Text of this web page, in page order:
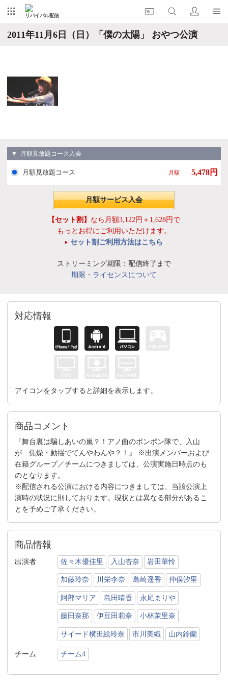
リバイバル配信
2011年11月6日（日）「僕の太陽」 おやつ公演
▼ 月額見放題コース入会
月額見放題コース 月額 5,478円
月額サービス入会
【セット割】 なら月額3,122円＋1,628円で
もっとお得にご利用いただけます。
セット割ご利用方法はこちら
ストリーミング期限：配信終了まで
期限・ライセンスについて
対応情報
アイコンをタップすると詳細を表示します。
商品コメント
『舞台裏は騙しあいの嵐？！アノ曲のポンポン隊で、入山
が…焦燥・動揺でてんやわんや？！』 ※出演メンバーおよび
在籍グループ／チームにつきましては、公演実施日時点のも
のとなります。
※配信される公演における内容につきましては、当該公演上
演時の状況に則しております。現状とは異なる部分があるこ
とを予めご了承ください。
商品情報
出演者 佐々木優佳里 入山杏奈 岩田華怜
加藤玲奈 川栄李奈 島崎遥香 仲俣汐里
阿部マリア 島田晴香 永尾まりや
藤田奈那 伊豆田莉奈 小林茉里奈
サイード横田絵玲奈 市川美織 山内鈴蘭
チーム チーム4